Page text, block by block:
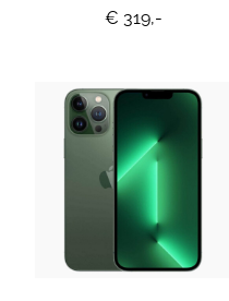
€ 319,-